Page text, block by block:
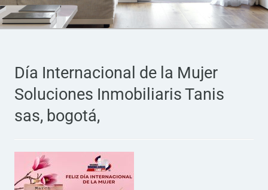
Día Internacional de la Mujer
Soluciones Inmobiliaris Tanis
sas, bogotá,